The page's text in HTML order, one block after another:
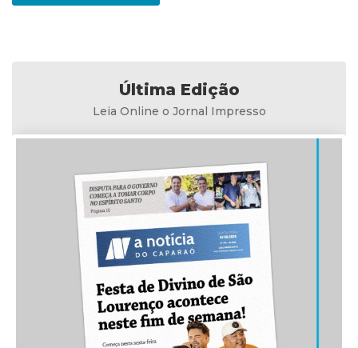
Última Edição
Leia Online o Jornal Impresso